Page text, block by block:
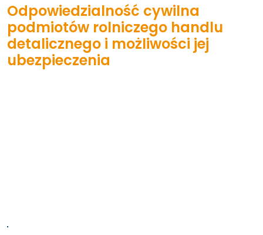
Odpowiedzialność cywilna
podmiotów rolniczego handlu
detalicznego i możliwości jej
ubezpieczenia